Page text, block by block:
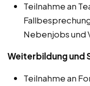
Teilnahme an
Nebenjobs und
Weiterbildung und
Teilnahme an